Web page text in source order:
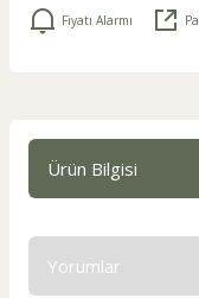
Fiyatı Alarmı
Ürün Bilgisi
Yorumlar